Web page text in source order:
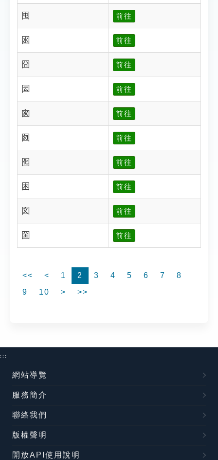
囤 前往
囦 前往
囧 前往
囩 前往
囪 前往
囫 前往
囮 前往
困 前往
図 前往
囶 前往
<< < 1 2 3 4 5 6 7
8
9
10 > >>
:::
網站導覽
服務簡介
聯絡我們
版權聲明
開放API使用說明